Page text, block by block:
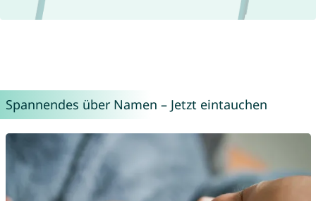
Spannendes über Namen – Jetzt eintauchen